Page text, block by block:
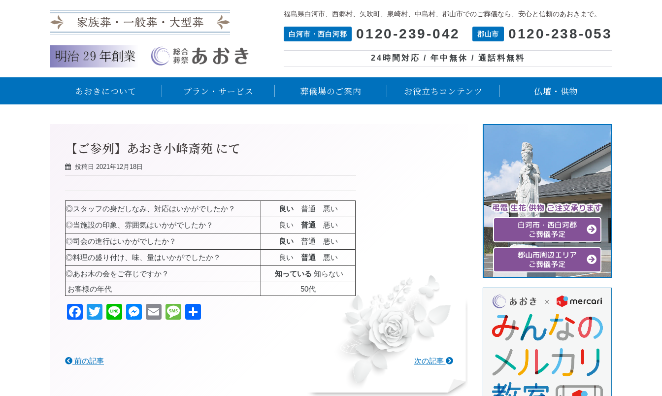
福島県白河市、西郷村、矢吹町、泉崎村、中島村、郡山市でのご葬儀なら、安心と信頼のあおきまで。
白河市・西白河郡 0120-239-042 郡山市 0120-238-053
24時間対応 / 年中無休 / 通話料無料
あおきについて プラン・サービス 葬儀場のご案内 お役立ちコンテンツ 仏壇・供物
【ご参列】あおき小峰斎苑 にて
投稿日 2021年12月18日
◎スタッフの身だしなみ、対応はいかがでしたか？ 良い普通 悪い
◎当施設の印象、雰囲気はいかがでしたか？
良い 普通 悪い
◎司会の進行はいかがでしたか？
良い普通 悪い
◎料理の盛り付け、味、量はいかがでしたか？
良い 普通 悪い
◎あお木の会をご存じですか？
知っている 知らない
お客様の年代
50代
Facebook
Twitter
LineMessenger
EmailMessage
前の記事 次の記事
弔電 生花 供物 ご注文承ります
白河市・西白河郡
ご葬儀予定
郡山市周辺エリア
ご葬儀予定